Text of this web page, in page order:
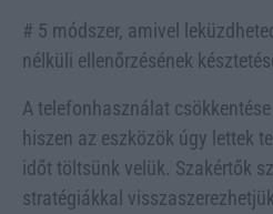
# 5 módszer, amivel
nélküli ellenőrzésének
A telefonhasználat
hiszen az eszközök úgy lettek
időt töltsünk velük. Szakértők
stratégiákkal